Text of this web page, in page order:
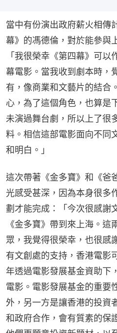
當中有份演出政府薪火相傳
幕》的馮德倫，對於能參與
「我很榮幸《第四幕》可以
幕電影。當我收到劇本時，
有，像商業和文藝片的結合
心，為了這個角色，也算是
未演過舞台劇，所以上了很
料。相信這部電影面向不同
和明白。」
這次帶著《金多寶》和《爸
光感受甚深，因為本身很多
劃才能完成：「今次很感謝
《金多寶》帶到來上海。
眾，我覺得很榮幸，也很感
有文創處的支持，香港電影
年透過電影發展基金資助下
電影。電影發展基金的重要
外，另一方是讓香港的投資
和政府合作，會有質素的保